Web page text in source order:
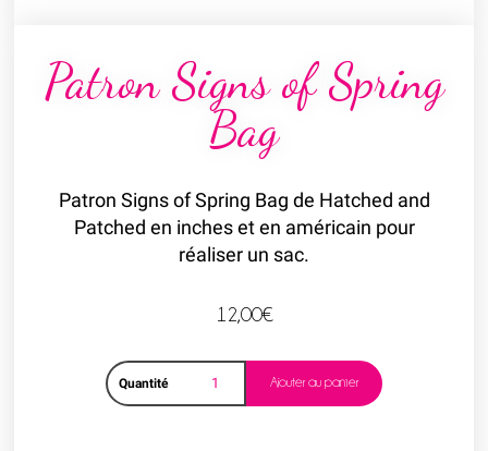
Patron Signs of Spring
Bag
Patron Signs of Spring Bag de Hatched and
Patched en inches et en américain pour
réaliser un sac.
12,00€
Quantité Ajouter au panier